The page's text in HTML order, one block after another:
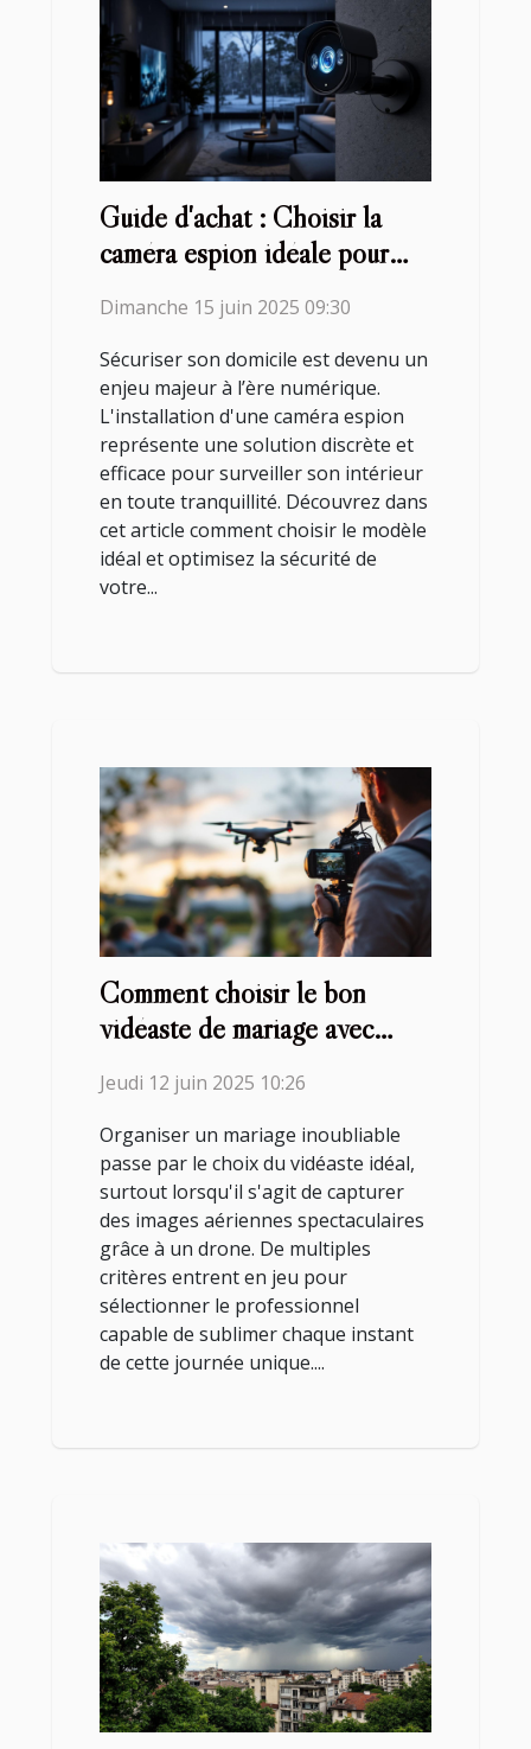
Guide d'achat : Choisir la
caméra espion idéale pour
Dimanche 15 juin 2025 09:30
Sécuriser son domicile est devenu un
enjeu majeur à l’ère numérique.
L'installation d'une caméra espion
représente une solution discrète et
efficace pour surveiller son intérieur
en toute tranquillité. Découvrez dans
cet article comment choisir le modèle
idéal et optimisez la sécurité de
votre...
Comment choisir le bon
vidéaste de mariage avec
Jeudi 12 juin 2025 10:26
Organiser un mariage inoubliable
passe par le choix du vidéaste idéal,
surtout lorsqu'il s'agit de capturer
des images aériennes spectaculaires
grâce à un drone. De multiples
critères entrent en jeu pour
sélectionner le professionnel
capable de sublimer chaque instant
de cette journée unique....